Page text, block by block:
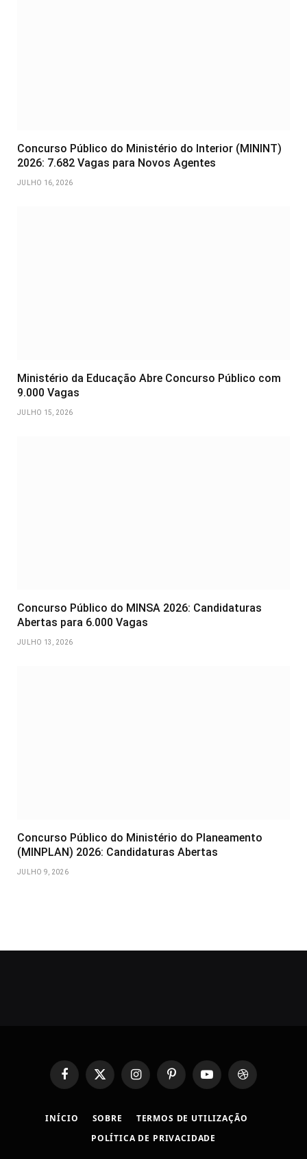
Concurso Público do Ministério do Interior (MININT)
2026: 7.682 Vagas para Novos Agentes
JULHO 16, 2026
Ministério da Educação Abre Concurso Público com
9.000 Vagas
JULHO 15, 2026
Concurso Público do MINSA 2026: Candidaturas
Abertas para 6.000 Vagas
JULHO 13, 2026
Concurso Público do Ministério do Planeamento
(MINPLAN) 2026: Candidaturas Abertas
JULHO 9, 2026
FacebookX
(Twitter)
InstagramPinterestYouTubeDribbble
INÍCIO SOBRE
TERMOS DE UTILIZAÇÃO
POLÍTICA DE PRIVACIDADE